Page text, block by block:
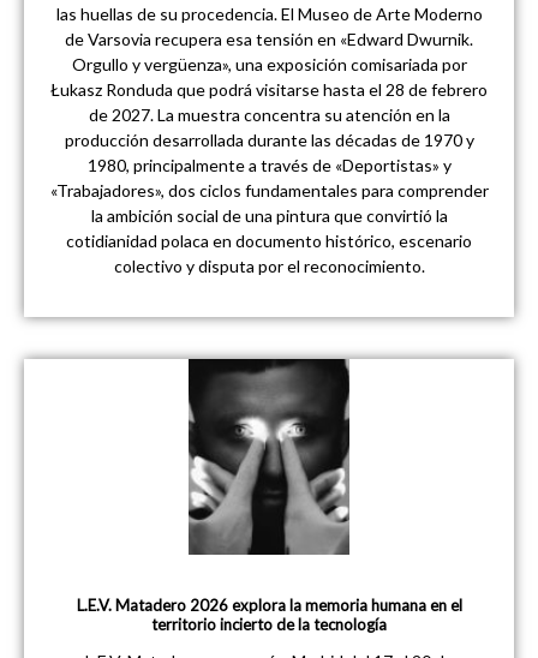
las huellas de su procedencia. El Museo de Arte Moderno
de Varsovia recupera esa tensión en «Edward Dwurnik.
Orgullo y vergüenza», una exposición comisariada por
Łukasz Ronduda que podrá visitarse hasta el 28 de febrero
de 2027. La muestra concentra su atención en la
producción desarrollada durante las décadas de 1970 y
1980, principalmente a través de «Deportistas» y
«Trabajadores», dos ciclos fundamentales para comprender
la ambición social de una pintura que convirtió la
cotidianidad polaca en documento histórico, escenario
colectivo y disputa por el reconocimiento.
L.E.V. Matadero 2026 explora la memoria humana en el
territorio incierto de la tecnología